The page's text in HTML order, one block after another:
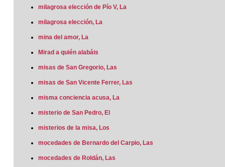
milagrosa elección de Pío V, La
milagrosa elección, La
mina del amor, La
Mirad a quién alabáis
misas de San Gregorio, Las
misas de San Vicente Ferrer, Las
misma conciencia acusa, La
misterio de San Pedro, El
misterios de la misa, Los
mocedades de Bernardo del Carpio, Las
mocedades de Roldán, Las